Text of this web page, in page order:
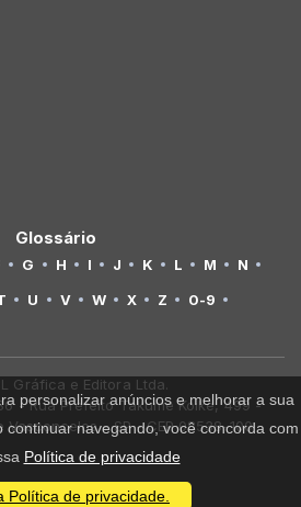
Glossário
G H I J K L M
N
U V W X Z 0-9
Gráfica e Editora Ltda.
- Rua Prefeito Takume Koike, 499 -
Vasconcelos - SP - CEP 08538-100
personalizar anúncios e melhorar a sua
continuar navegando, você concorda com
Política de privacidade
Política de privacidade.